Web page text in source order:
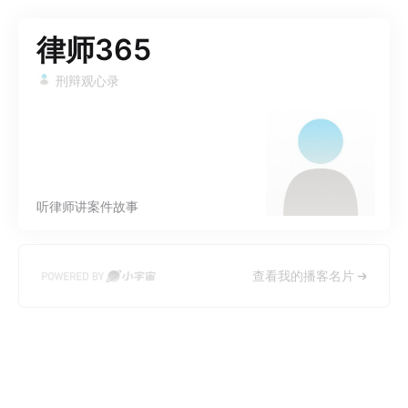
律师365
刑辩观心录
听律师讲案件故事
查看我的播客名片